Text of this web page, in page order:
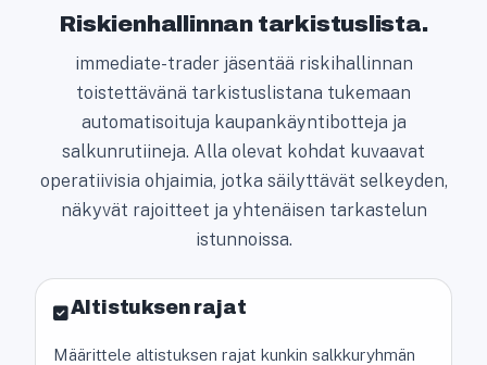
Riskienhallinnan tarkistuslista.
immediate-trader jäsentää riskihallinnan
toistettävänä tarkistuslistana tukemaan
automatisoituja kaupankäyntibotteja ja
salkunrutiineja. Alla olevat kohdat kuvaavat
operatiivisia ohjaimia, jotka säilyttävät selkeyden,
näkyvät rajoitteet ja yhtenäisen tarkastelun
istunnoissa.
Altistuksen rajat
Määrittele altistuksen rajat kunkin salkkuryhmän